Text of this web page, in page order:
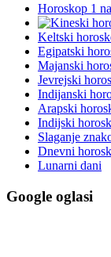
Horoskop 1
Keltski
Egipatski
Majanski
Jevrejski
Indijanski
Arapski
Indijski
Slaganje
Dnevni
Lunarni dani
Google oglasi